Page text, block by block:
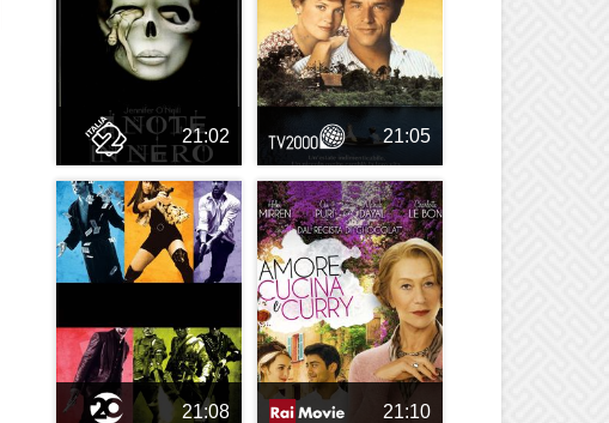
21:02 21:05
21:08 21:10